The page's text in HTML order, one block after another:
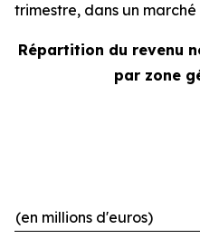
trimestre, dans un
Répartition du revenu
par zone
(en millions d'euros)